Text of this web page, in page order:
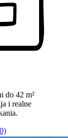
do 42 m²
i realne